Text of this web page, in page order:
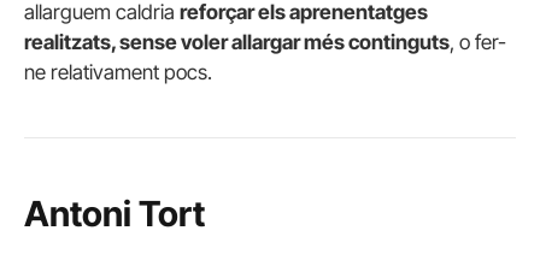
allarguem caldria reforçar els aprenentatges
realitzats, sense voler allargar més continguts, o fer-
ne relativament pocs.
Antoni Tort